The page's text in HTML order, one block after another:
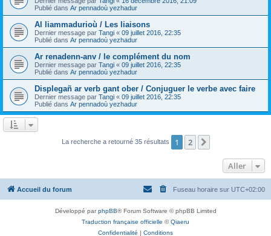
Publié dans Ar pennadoù yezhadur
Al liammadurioù / Les liaisons
Dernier message par Tangi « 09 juillet 2016, 22:35
Publié dans Ar pennadoù yezhadur
Ar renadenn-anv / le complément du nom
Dernier message par Tangi « 09 juillet 2016, 22:35
Publié dans Ar pennadoù yezhadur
Displegañ ar verb gant ober / Conjuguer le verbe avec faire
Dernier message par Tangi « 09 juillet 2016, 22:35
Publié dans Ar pennadoù yezhadur
La recherche a retourné 35 résultats 1 2
Aller
Accueil du forum Fuseau horaire sur UTC+02:00
Développé parphpBB® Forum Software © phpBB Limited
Traduction française officielle ©Qiaeru
Confidentialité | Conditions